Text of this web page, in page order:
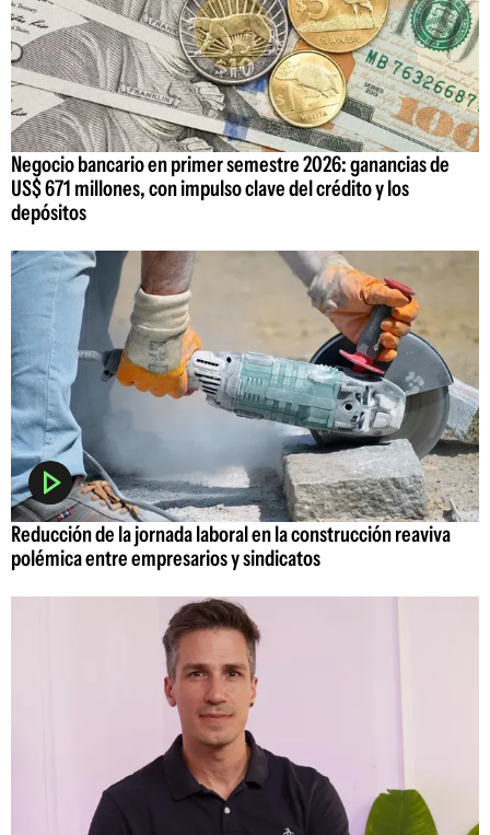
Negocio bancario en primer semestre 2026: ganancias de
US$ 671 millones, con impulso clave del crédito y los
depósitos
Reducción de la jornada laboral en la construcción reaviva
polémica entre empresarios y sindicatos